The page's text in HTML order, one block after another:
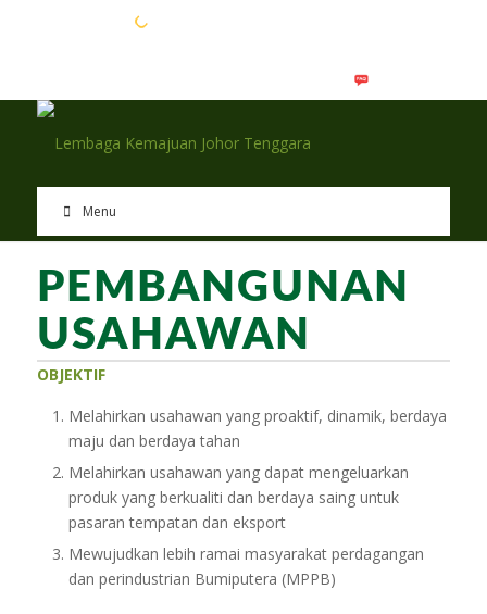
Menu
PEMBANGUNAN
USAHAWAN
OBJEKTIF
Melahirkan usahawan yang proaktif, dinamik, berdaya
maju dan berdaya tahan
Melahirkan usahawan yang dapat mengeluarkan
produk yang berkualiti dan berdaya saing untuk
pasaran tempatan dan eksport
Mewujudkan lebih ramai masyarakat perdagangan
dan perindustrian Bumiputera (MPPB)